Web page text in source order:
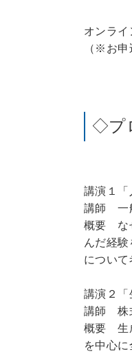
オンライ
（※お申
◇プ
講演１
講師 一
概要 な
んだ経
について
講演２
講師 株
概要 生
を中心